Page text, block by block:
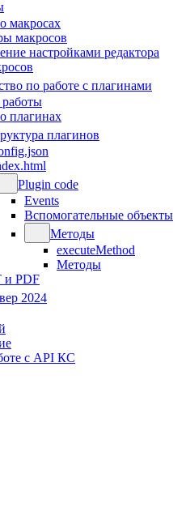
макросах
макросов
настройками редактора
по работе с плагинами
плагинах
плагинов
Plugin code
Events
Вспомогательные объекты
Методы
executeMethod
Методы
и PDF
2024
с API КС